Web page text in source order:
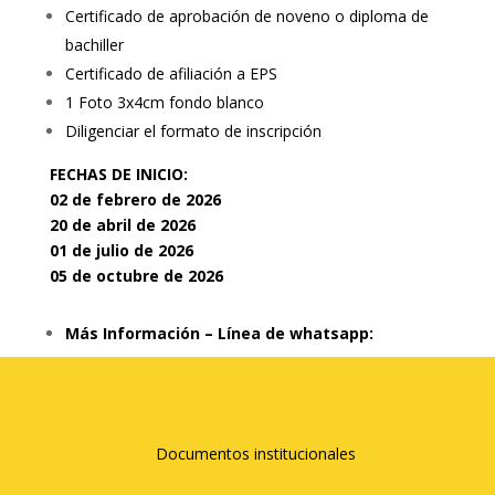
Certificado de aprobación de noveno o diploma de
bachiller
Certificado de afiliación a EPS
1 Foto 3x4cm fondo blanco
Diligenciar el formato de inscripción
FECHAS DE INICIO:
02 de febrero de 2026
20 de abril de 2026
01 de julio de 2026
05 de octubre de 2026
Más Información – Línea de whatsapp:
3158406714
Documentos institucionales